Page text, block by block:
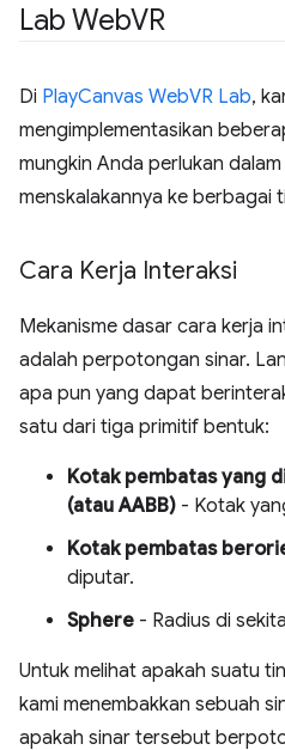
Lab WebVR
Di PlayCanvas WebVR Lab,
mengimplementasikan
mungkin Anda perlukan
menskalakannya ke berbagai
Cara Kerja Interaksi
Mekanisme dasar cara kerja
adalah perpotongan sinar.
apa pun yang dapat
satu dari tiga primitif bentuk:
Kotak pembatas yang
(atau AABB) - Kotak
Kotak pembatas
diputar.
Sphere - Radius di
Untuk melihat apakah suatu
kami menembakkan sebuah
apakah sinar tersebut